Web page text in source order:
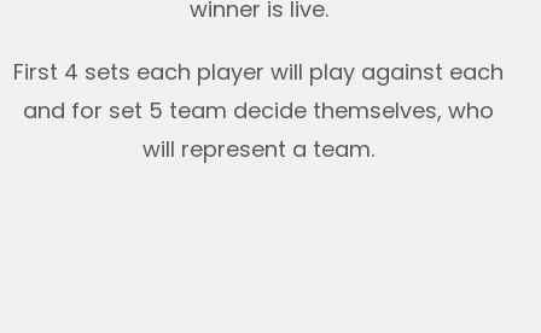
winner is live.
First 4 sets each player will play against each
and for set 5 team decide themselves, who
will represent a team.